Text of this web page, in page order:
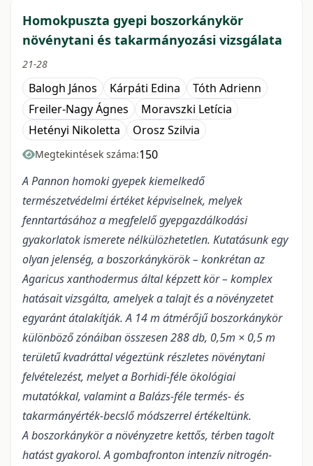
Homokpuszta gyepi boszorkánykör
növénytani és takarmányozási vizsgálata
21-28
Balogh János Kárpáti Edina
Tóth Adrienn
Freiler-Nagy Ágnes
Moravszki Letícia
Hetényi Nikoletta
Orosz Szilvia
Megtekintések száma:150
A Pannon homoki gyepek kiemelkedő
természetvédelmi értéket képviselnek, melyek
fenntartásához a megfelelő gyepgazdálkodási
gyakorlatok ismerete nélkülözhetetlen. Kutatásunk egy
olyan jelenség, a boszorkánykörök – konkrétan az
Agaricus xanthodermus által képzett kör – komplex
hatásait vizsgálta, amelyek a talajt és a növényzetet
egyaránt átalakítják. A 14 m átmérőjű boszorkánykör
különböző zónáiban összesen 288 db, 0,5m × 0,5 m
területű kvadráttal végeztünk részletes növénytani
felvételezést, melyet a Borhidi-féle ökológiai
mutatókkal, valamint a Balázs-féle termés- és
takarmányérték-becslő módszerrel értékeltünk.
A boszorkánykör a növényzetre kettős, térben tagolt
hatást gyakorol. A gombafronton intenzív nitrogén-